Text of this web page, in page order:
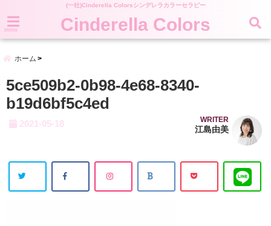
(一社)Cinderella Colorsシンデレラカラーセラピー
menu Cinderella Colors
ホーム
5ce509b2-0b98-4e68-8340-
b19d6bf5c4ed
2021-05-18 WRITER
江島由美